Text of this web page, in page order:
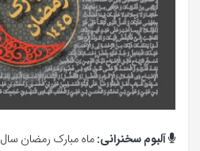
آلبوم سخنرانی:ماه مبارک رمضان سال 1445 (1402 و 1403 شمسی)